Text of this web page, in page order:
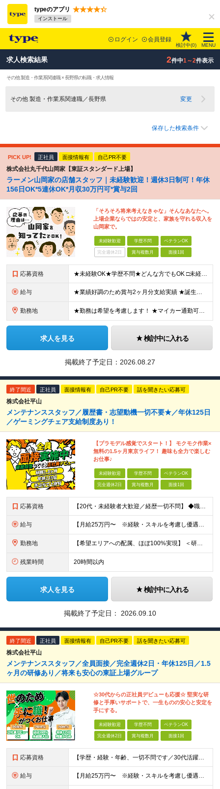
typeのアプリ
インストール
ログイン 会員登録
検討中(0) MENU
求人検索結果 2件中1～2件表示
その他 製造・作業系関連職 × 長野県の転職・求人情報
その他 製造・作業系関連職／長野県 変更
保存した検索条件
PICK UP! 正社員 面接情報有 自己PR不要
株式会社丸千代山岡家【東証スタンダード上場】
ラーメン山岡家の店舗スタッフ｜未経験歓迎！週休3日制可！年休
156日OK*5連休OK*月収30万円可*賞与2回
「そろそろ将来考えなきゃな」そんなあなたへ。
上場企業ならではの安定と、家族を守れる収入を
山岡家で。
未経験歓迎 学歴不問 ベテランOK
完全週休2日 賞与複数月 面接1回
応募資格 ★未経験OK★学歴不問★どんな方でもOK □未経験・第二新卒・フリーター □ブランクがある方 □転職回数が気になる方 □飲食業界にチャレンジしたい方 「やってみたい」という気持ちがあれば、皆さん大
給与 ★業績好調のため賞与2ヶ月分支給実績 ★誕生日手当など手当充実 ★年2回昇給チャンス有＆入社1年で店長昇格可 ★残業代全額支給（1分単位で支給） 【週休3日制の場合】 月給25万8,960円以上（固
勤務地 ★勤務は希望を考慮します！ ★マイカー通勤可（駐車場完備） ★全国の各店舗で募集中！続々出店予定！ ～国内300店舗、47都道府県への展開を目標に出店中！～ ▼積極採用地域▼ ・中部（富山、石川、
求人を見る 検討中に入れる
掲載終了予定日： 2026.08.27
終了間近 正社員 面接情報有 自己PR不要 話を聞きたい応募可
株式会社平山
メンテナンススタッフ／履歴書・志望動機一切不要★／年休125日
／ゲーミングチェア支給制度あり！
【プラモデル感覚でスタート！】 モクモク作業×
無料の1.5ヶ月東京ライフ！ 趣味も全力で楽しむ
お仕事♪
未経験歓迎 学歴不問 ベテランOK
完全週休2日 賞与複数月 面接1回
応募資格 【20代・未経験者大歓迎／経歴一切不問】 ◆職種・業種未経験歓迎 ◆社会人未経験歓迎 ◆第二新卒歓迎 ◆ブランクOK ◆学歴不問（中卒の方も活躍中） ◆転職回数不問 ≪応募を迷っている方へ≫ 仕事内
給与 【月給25万円〜 ※経験・スキルを考慮し優遇】 ◎経験・年齢によりさらに優遇あり（詳細は面接時にご確認ください） ◎残業代は全額支給 ◎各種手当込みの金額です ◎試用期間2か月（試用期間中の給与・待遇
勤務地 【希望エリアへの配属、ほぼ100%実現】 ＜研修中＞ 株式会社平山 関東研修センター 東京都福生市東町10-1 NTビル3-3階B （JR青梅線「福生駅」東口より徒歩3分） ※研修中の寮費は会社負担・
残業時間 20時間以内
求人を見る 検討中に入れる
掲載終了予定日： 2026.09.10
終了間近 正社員 面接情報有 自己PR不要 話を聞きたい応募可
株式会社平山
メンテナンススタッフ／全員面接／完全週休2日・年休125日／1.5
ヶ月の研修あり／将来も安心の東証上場グループ
☆30代からの正社員デビューも応援☆ 堅実な研
修と手厚いサポートで、一生ものの安心と安定を
手にする。
未経験歓迎 学歴不問 ベテランOK
完全週休2日 賞与複数月 面接1回
応募資格 【学歴・経験・年齢、一切不問です／30代活躍中！】 ◆職種・業種未経験歓迎 ◆社会人未経験歓迎 ◆第二新卒歓迎 ◆ブランクOK ◆学歴不問（中卒の方も活躍中） ◆転職回数不問 ≪応募を迷っている方へ
給与 【月給25万円〜 ※経験・スキルを考慮し優遇】 ◎経験・年齢によりさらに優遇あり（詳細は面接時にご確認ください） ◎残業代は全額支給 ◎各種手当込みの金額です ◎試用期間2か月（試用期間中の給与・待遇